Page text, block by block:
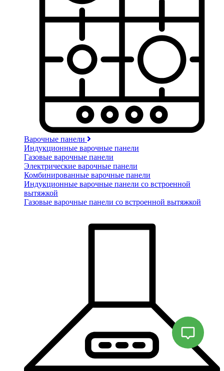
Варочные панели
Индукционные варочные панели
Газовые варочные панели
Электрические варочные панели
Комбинированные варочные панели
Индукционные варочные панели со встроенной
вытяжкой
Газовые варочные панели со встроенной вытяжкой